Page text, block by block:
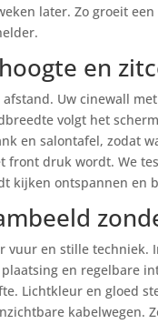
later. Zo groeit
en
Uw cinewall
volgt het
en salontafel, zodat
druk wordt. We
kijken ontspannen en
vuur en stille
en regelbare
Lichtkleur en gloed
kabelwegen.